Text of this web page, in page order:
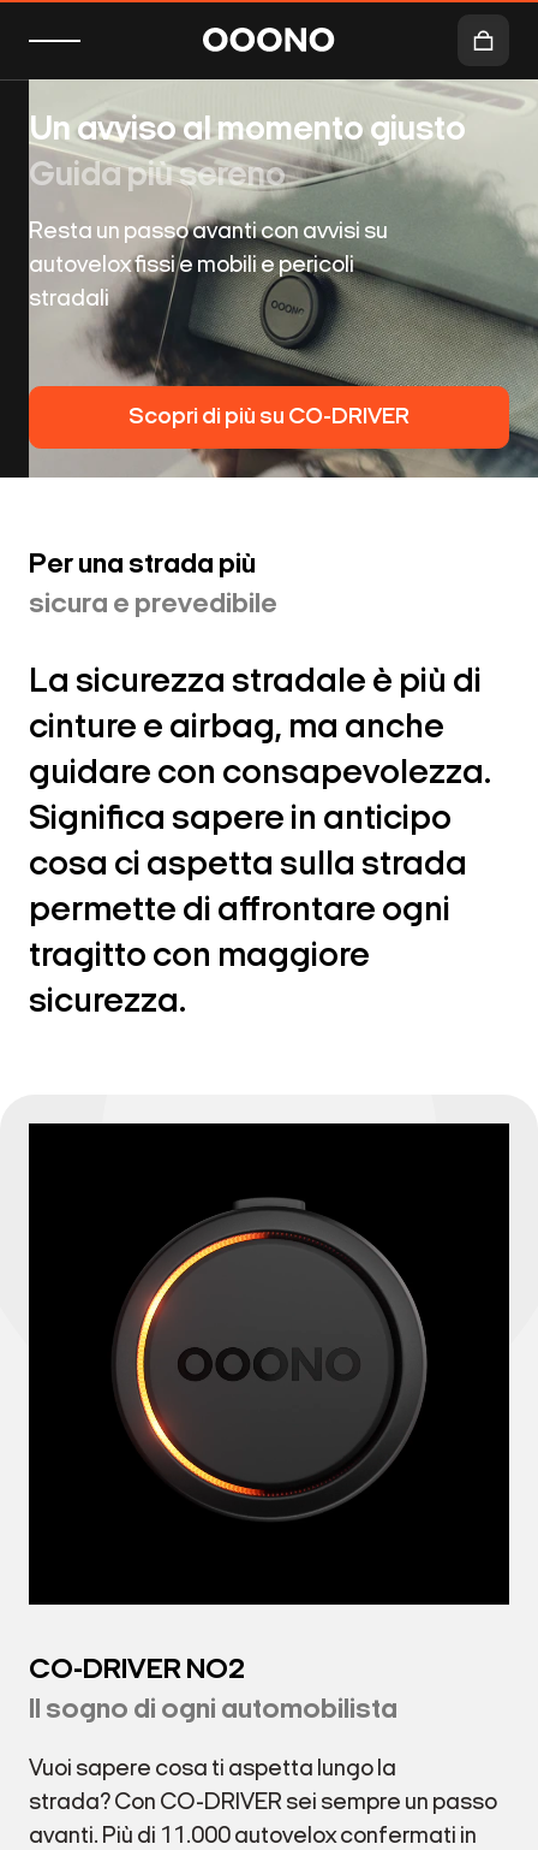
Un avviso al momento giusto
Guida più sereno
Resta un passo avanti con avvisi su
autovelox fissi e mobili e pericoli
stradali
Scopri di più su CO-DRIVER
Per una strada più
sicura e prevedibile
La sicurezza stradale è più di
cinture e airbag, ma anche
guidare con consapevolezza.
Significa sapere in anticipo
cosa ci aspetta sulla strada
permette di affrontare ogni
tragitto con maggiore
sicurezza.
CO-DRIVER NO2
Il sogno di ogni automobilista
Vuoi sapere cosa ti aspetta lungo la
strada? Con CO-DRIVER sei sempre un passo
avanti. Più di 11.000 autovelox confermati in